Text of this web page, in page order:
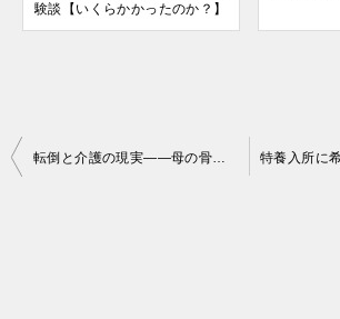
験談【いくらかかったのか？】
投
転倒と介護の現実――母の骨折疑惑と家族の対応